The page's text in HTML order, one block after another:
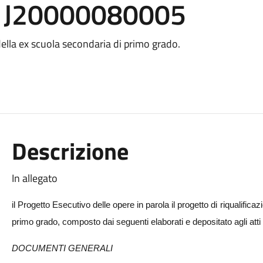
ex scuola secondaria di primo grado.
Descrizione
In allegato
il Progetto Esecutivo delle opere in parola il progetto di
primo grado, composto dai seguenti elaborati e depositato agli
DOCUMENTI GENERALI